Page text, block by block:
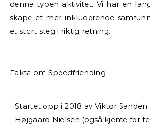
denne typen aktivitet. Vi har en
skape et mer inkluderende
et stort steg i riktig retning.
Fakta om Speedfriending
Startet opp i 2018 av Viktor Sanden
Højgaard Nielsen (også kjente for